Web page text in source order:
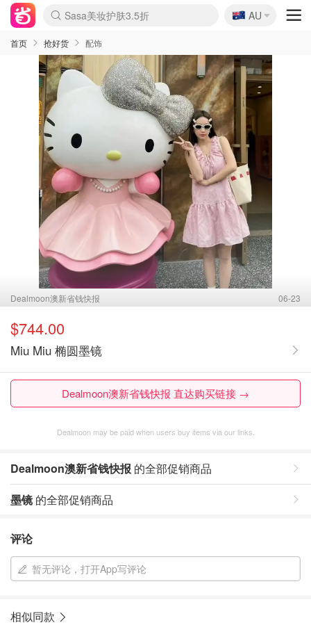
lululemon折扣上新
Sasa美妆护肤3.5折
SSENSE年中3折
FreshBeauty好价汇总
Cettire降价+叠9折
Farfetch折上8折
WWS Coles超市实拍
viagogo二手票捡漏
Myer清仓1折起
The Outnet奢牌1折起
David Jones 3折起
Flannels大牌1折
Perfumes Club护肤1折
AMIRO返校季6.2折
Oweek抽奖送Airpods
Amazon折扣汇总
eToro入金$200送$50
Amazon数码好物
ICONIC本周7.5折
ThedoubleF高奢地板价
Moose Knuckles 6折
丝芙兰5折起
EUFY官网3.7折起
Selenichast首饰2折
Trip机票酒店促销
YSL送5件彩妆礼
Amazon家居好物
BIGBANG巡演开票
David Jones时尚3折
Amazon美妆护肤
雅漾大喷$8
过敏原检测盒$33
伊索独家赠50ml沐浴露
科颜氏清仓3折
SEALIFE海洋馆门票6折
丝塔芙大白罐$16
订阅Newsletter送香薰
Cult Beauty 6.8折
Harrods圣诞日历2.3折
LN-CC奢牌私促3折
d'Alba空姐喷雾$16
EVE LOM套装逆天2折
Bernardelli独家4折
Adore Beauty 6折起
CT圣诞日历
Mytheresa奢品2.7折
Luxury Escapes 9折
Currentbody美容仪9折
卡诗9折+赠4件礼
MOON Garden Live
ALLSAINTS美衣3折
Roborock扫地机3.7折
Tingo Life水杯$24
Valentino官网5折
CR洗发护发6.3折
🇦🇺
AU
首页 抢好货 配饰
Dealmoon澳新省钱快报 06-23
$744.00
Miu Miu 椭圆墨镜
Dealmoon澳新省钱快报 直达购买链接 →
Dealmoon may be paid when users buy items via our links.
Dealmoon澳新省钱快报 的全部促销商品
墨镜 的全部促销商品
评论
暂无评论，打开App写评论
相似同款